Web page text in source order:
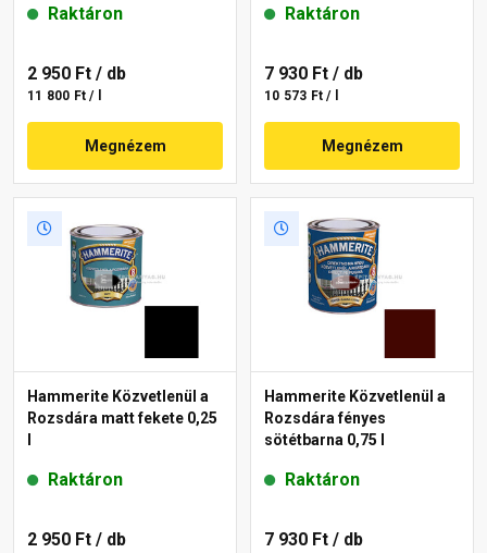
Raktáron
2 950 Ft / db
11 800 Ft / l
Megnézem
Raktáron
7 930 Ft / db
10 573 Ft / l
Megnézem
Hammerite Közvetlenül a
Rozsdára matt fekete 0,25
Raktáron
2 950 Ft / db
Hammerite Közvetlenül a
Rozsdára fényes
sötétbarna 0,75 l
Raktáron
7 930 Ft / db